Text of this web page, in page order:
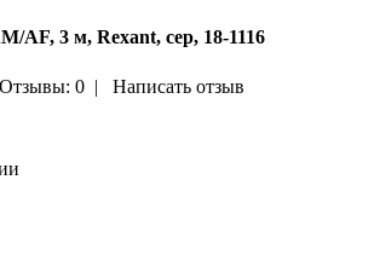
AF, 3 м, Rexant, сер, 18-1116
Отзывы: 0 |
Написать отзыв